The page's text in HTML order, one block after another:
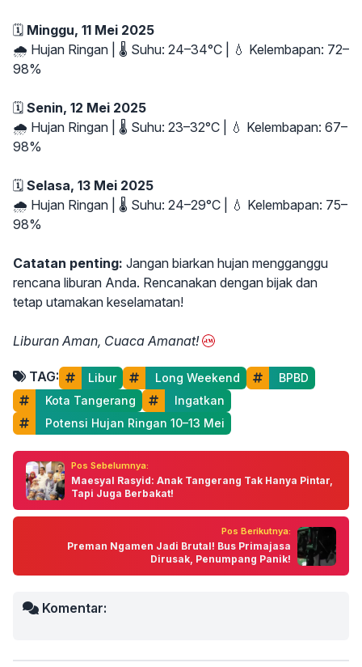
🗓 Minggu, 11 Mei 2025
🌧 Hujan Ringan | 🌡 Suhu: 24–34°C | 💧 Kelembapan: 72–
98%
🗓 Senin, 12 Mei 2025
🌧 Hujan Ringan | 🌡 Suhu: 23–32°C | 💧 Kelembapan: 67–
98%
🗓 Selasa, 13 Mei 2025
🌧 Hujan Ringan | 🌡 Suhu: 24–29°C | 💧 Kelembapan: 75–
98%
Catatan penting: Jangan biarkan hujan mengganggu
rencana liburan Anda. Rencanakan dengan bijak dan
tetap utamakan keselamatan!
Liburan Aman, Cuaca Amanat!
TAG: Libur Long Weekend
BPBD
Kota Tangerang
Ingatkan
Potensi Hujan Ringan 10–13 Mei
Pos Sebelumnya:
Maesyal Rasyid: Anak Tangerang Tak Hanya Pintar,
Tapi Juga Berbakat!
Pos Berikutnya:
Preman Ngamen Jadi Brutal! Bus Primajasa
Dirusak, Penumpang Panik!
Komentar: